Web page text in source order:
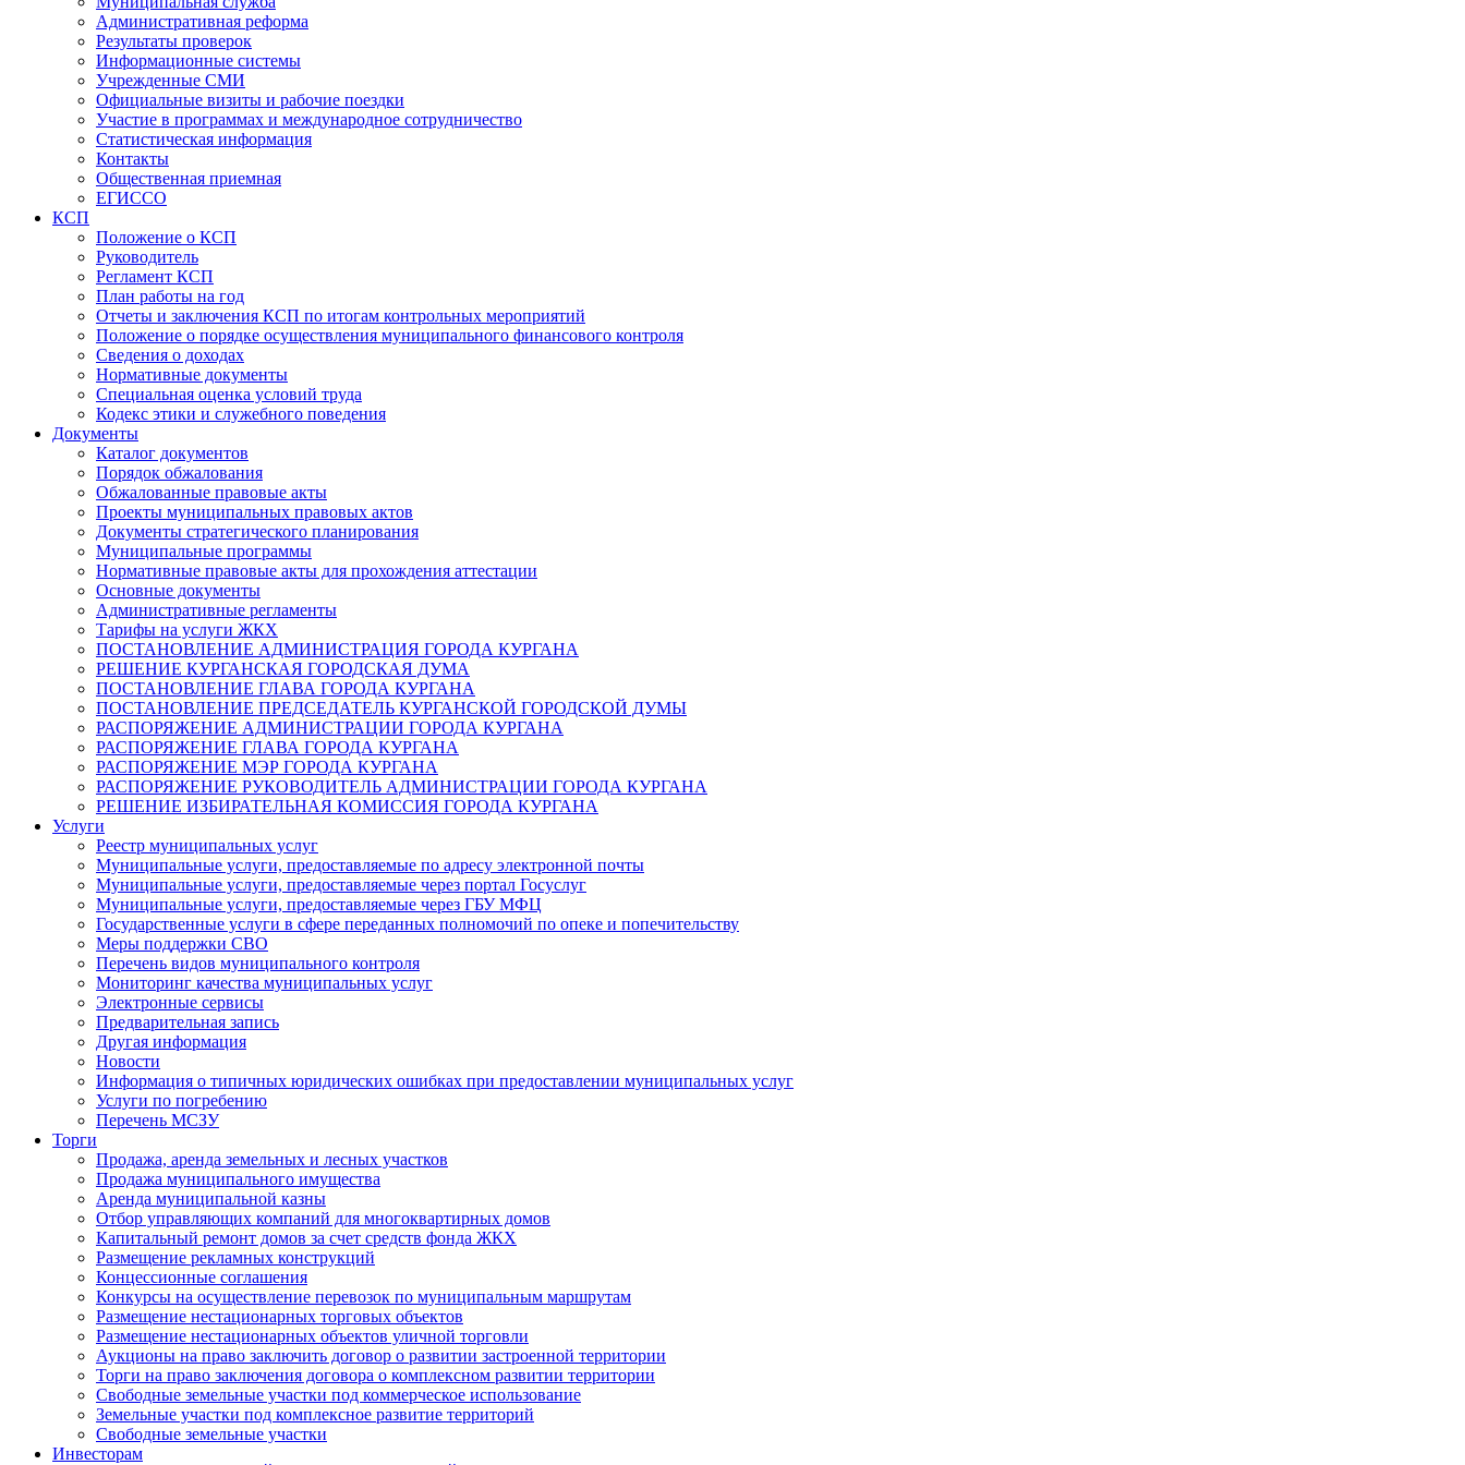
Административная реформа
Результаты проверок
Информационные системы
Учрежденные СМИ
Официальные визиты и рабочие поездки
Участие в программах и международное сотрудничество
Статистическая информация
Контакты
Общественная приемная
ЕГИССО
КСП
Положение о КСП
Руководитель
Регламент КСП
План работы на год
Отчеты и заключения КСП по итогам контрольных мероприятий
Положение о порядке осуществления муниципального финансового контроля
Сведения о доходах
Нормативные документы
Специальная оценка условий труда
Кодекс этики и служебного поведения
Документы
Каталог документов
Порядок обжалования
Обжалованные правовые акты
Проекты муниципальных правовых актов
Документы стратегического планирования
Муниципальные программы
Нормативные правовые акты для прохождения аттестации
Основные документы
Административные регламенты
Тарифы на услуги ЖКХ
ПОСТАНОВЛЕНИЕ АДМИНИСТРАЦИЯ ГОРОДА КУРГАНА
РЕШЕНИЕ КУРГАНСКАЯ ГОРОДСКАЯ ДУМА
ПОСТАНОВЛЕНИЕ ГЛАВА ГОРОДА КУРГАНА
ПОСТАНОВЛЕНИЕ ПРЕДСЕДАТЕЛЬ КУРГАНСКОЙ ГОРОДСКОЙ ДУМЫ
РАСПОРЯЖЕНИЕ АДМИНИСТРАЦИИ ГОРОДА КУРГАНА
РАСПОРЯЖЕНИЕ ГЛАВА ГОРОДА КУРГАНА
РАСПОРЯЖЕНИЕ МЭР ГОРОДА КУРГАНА
РАСПОРЯЖЕНИЕ РУКОВОДИТЕЛЬ АДМИНИСТРАЦИИ ГОРОДА КУРГАНА
РЕШЕНИЕ ИЗБИРАТЕЛЬНАЯ КОМИССИЯ ГОРОДА КУРГАНА
Услуги
Реестр муниципальных услуг
Муниципальные услуги, предоставляемые по адресу электронной почты
Муниципальные услуги, предоставляемые через портал Госуслуг
Муниципальные услуги, предоставляемые через ГБУ МФЦ
Государственные услуги в сфере переданных полномочий по опеке и попечительству
Меры поддержки СВО
Перечень видов муниципального контроля
Мониторинг качества муниципальных услуг
Электронные сервисы
Предварительная запись
Другая информация
Новости
Информация о типичных юридических ошибках при предоставлении муниципальных услуг
Услуги по погребению
Перечень МСЗУ
Торги
Продажа, аренда земельных и лесных участков
Продажа муниципального имущества
Аренда муниципальной казны
Отбор управляющих компаний для многоквартирных домов
Капитальный ремонт домов за счет средств фонда ЖКХ
Размещение рекламных конструкций
Концессионные соглашения
Конкурсы на осуществление перевозок по муниципальным маршрутам
Размещение нестационарных торговых объектов
Размещение нестационарных объектов уличной торговли
Аукционы на право заключить договор о развитии застроенной территории
Торги на право заключения договора о комплексном развитии территории
Свободные земельные участки под коммерческое использование
Земельные участки под комплексное развитие территорий
Свободные земельные участки
Инвесторам